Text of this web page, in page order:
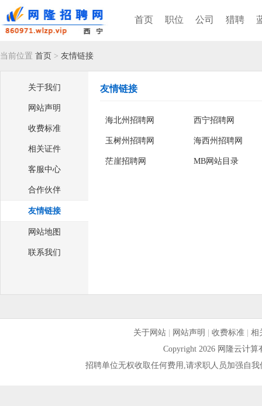
首页 职位 公司 猎聘
当前位置 首页 > 友情链接
关于我们
网站声明
收费标准
相关证件
客服中心
合作伙伴
友情链接
网站地图
联系我们
友情链接
海北州招聘网 西宁招聘网
玉树州招聘网 海西州招聘网
茫崖招聘网 MB网站目录
关于网站| 网站声明 收费标准| 相
Copyright 2026 网隆云计
招聘单位无权收取任何费用,请求职人员加强自